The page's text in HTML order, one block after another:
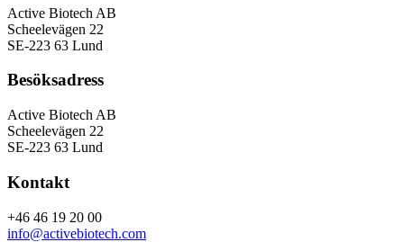
Active Biotech AB
Scheelevägen 22
SE-223 63 Lund
Besöksadress
Active Biotech AB
Scheelevägen 22
SE-223 63 Lund
Kontakt
+46 46 19 20 00
info@activebiotech.com